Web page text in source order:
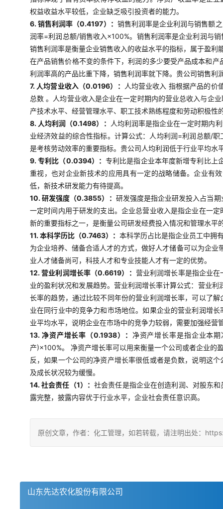
权益收益水平较低，企业缺乏吸引投资者的能力。
6. 销售利润率（0.4197）： 销售利润率是企业利润与销售额
润率=利润总额/销售收入×100%。销售利润率是企业利润与
销售利润率是衡量企业销售收入的收益水平的指标，属于盈利
在产品销售价格不变的条件下，利润的多少要受产品成本和
利润率高的产品比重下降，销售利润率就下降。贵公司销售
7. 人均营业收入（0.0196）：
人均营业收入 指根据产品的价
总数 。人均营业收入是企业在一定时期内的营业总收入与企
产技术水平、经营管理水平、职工技术熟练程度和劳动积极
8. 人均利润（0.1498）：
人均利润率是指企业在一定时期内
业经济效益的综合性指标。计算公式：人均利润=利润总额/
是考核劳动效率的重要指标。贵公司人均利润低于行业平均
9. 专利比（0.0394）： 专利比是指企业本年度新增专利比上
重视，也对企业新技术的应用具有一定的战略储备。企业有
低，新技术研发能力有待提高。
10. 研发强度（0.3855）： 研发强度是指企业研发投入占当
一定时间内用于研发的支出。企业总营业收入是指企业在一
新的重要指标之一，是衡量公司研发经费投入情况和管理水
11. 本科学历比（0.7463）： 本科学历占比是指企业员工中拥
为企业培养、储备合适人才的方式，做好人才储备可以为企
业人才储备尚可，科技人才和专业技能人才有一定的优势。
12. 营业利润增长率（0.6619）： 营业利润增长率是指企业
业的盈利状况和发展趋势。营业利润增长率计算公式：营业
长率的趋势，通过比较不同年份的营业利润增长率，可以了
业在同行业中的竞争力和市场地位。如果企业的营业利润增
业平均水平，说明企业在市场中的竞争力较弱，需要加强经
13. 净资产增长率（0.1938）： 净资产增长率是指企业本
产)×100%。 净资产增长率可以用来衡量一个公司或者企业的
反，如果一个公司的净资产增长率很低或者是负数，说明这
及成长状况较为缓慢。
14. 社会责任（1）：社会责任是指企业在创造利润、对股东
露完整，披露内容优于行业水平，企业社会责任意识高。
原创文章，作者：化工管理，如若转载，请注明出处：
山东先达农化股份有限公司